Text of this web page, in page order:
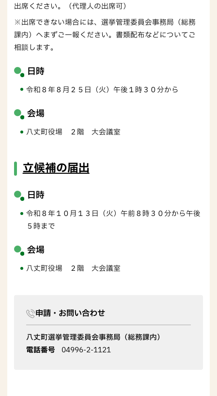
出席ください。（代理人の出席可）
※出席できない場合には、選挙管理委員会事務局（総務
課内）へまずご一報ください。書類配布などについてご
相談します。
日時
令和８年８月２５日（火）午後１時３０分から
会場
八丈町役場 ２階 大会議室
立候補の届出
日時
令和８年１０月１３日（火）午前８時３０分から午後
５時まで
会場
八丈町役場 ２階 大会議室
申請・お問い合わせ
八丈町選挙管理委員会事務局（総務課内）
電話番号
04996-2-1121